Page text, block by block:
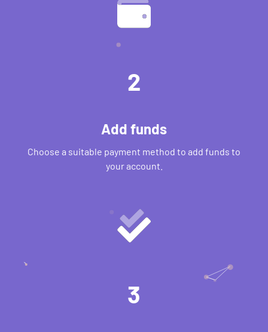
2
Add funds
Choose a suitable payment method to add funds to
your account.
3